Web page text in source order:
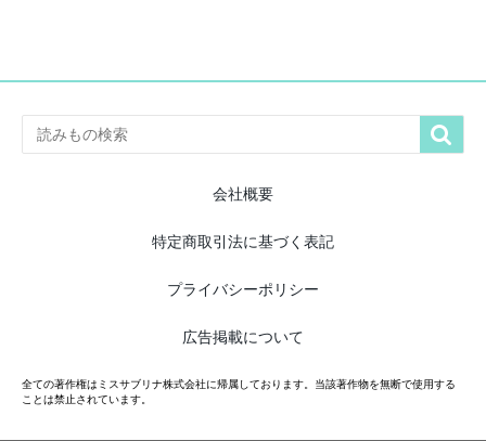

会社概要
特定商取引法に基づく表記
プライバシーポリシー
広告掲載について
全ての著作権はミスサブリナ株式会社に帰属しております。当該著作物を無断で使用する
ことは禁止されています。